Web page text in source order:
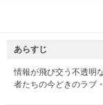
あらすじ
情報が飛び交う不透明
者たちの今どきのラブ